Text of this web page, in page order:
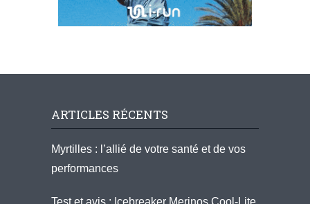
ARTICLES RÉCENTS
Myrtilles : l’allié de votre santé et de vos
performances
Test et avis : Icebreaker Merinos Cool-Lite